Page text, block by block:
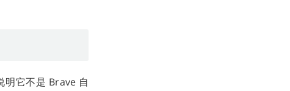
明它不是 Brave 自